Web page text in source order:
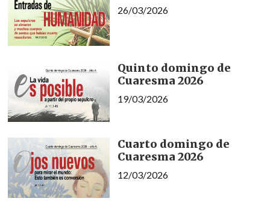
26/03/2026
Quinto domingo de
Cuaresma 2026
19/03/2026
Cuarto domingo de
Cuaresma 2026
12/03/2026